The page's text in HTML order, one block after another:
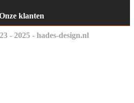
klanten
- 2025 - hades-design.nl